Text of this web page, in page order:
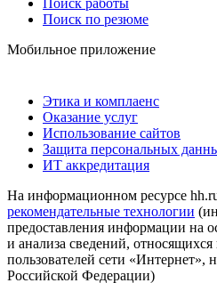
Поиск по резюме
Мобильное приложение
Этика и комплаенс
Оказание услуг
Использование сайтов
Защита персональных
ИТ аккредитация
На информационном ресурсе
рекомендательные технологии
предоставления информации на
и анализа сведений,
пользователей сети «Интернет»,
Российской Федерации)